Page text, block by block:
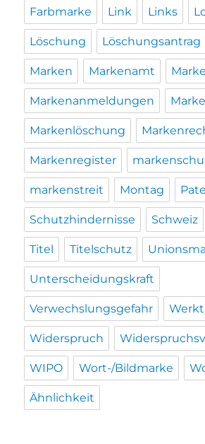
Farbmarke Link Links
Löschung Löschungsantrag
Marken Markenamt
Markenanmeldungen
Markenlöschung
Markenregister
markenstreit Montag
Schutzhindernisse Schweiz
Titel Titelschutz
Unterscheidungskraft
Verwechslungsgefahr
Widerspruch
WIPO Wort-/Bildmarke
Ähnlichkeit